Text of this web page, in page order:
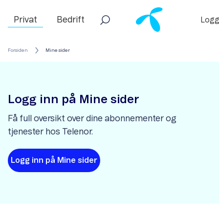
Privat Bedrift
Forsiden Mine sider
Logg inn på Mine sider
Få full oversikt over dine abonnementer og
tjenester hos Telenor.
Logg inn på Mine sider